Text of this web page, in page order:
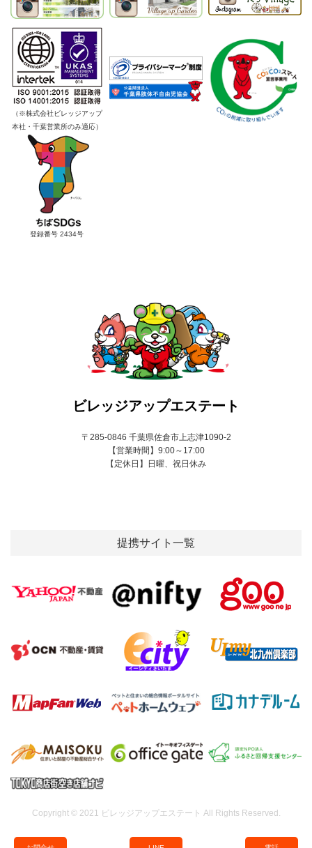
（※株式会社ビレッジアップ
本社・千葉営業所のみ適応）
登録番号 2434号
ビレッジアップエステート
〒285-0846 千葉県佐倉市上志津1090-2
【営業時間】9:00～17:00
【定休日】日曜、祝日休み
提携サイト一覧
Copyright © 2021 ビレッジアップエステート All Rights Reserved.